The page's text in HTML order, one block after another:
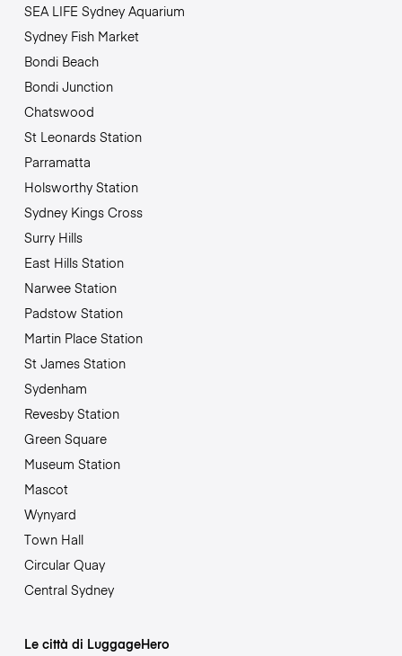
SEA LIFE Sydney Aquarium
Sydney Fish Market
Bondi Beach
Bondi Junction
Chatswood
St Leonards Station
Parramatta
Holsworthy Station
Sydney Kings Cross
Surry Hills
East Hills Station
Narwee Station
Padstow Station
Martin Place Station
St James Station
Sydenham
Revesby Station
Green Square
Museum Station
Mascot
Wynyard
Town Hall
Circular Quay
Central Sydney
Le città di LuggageHero